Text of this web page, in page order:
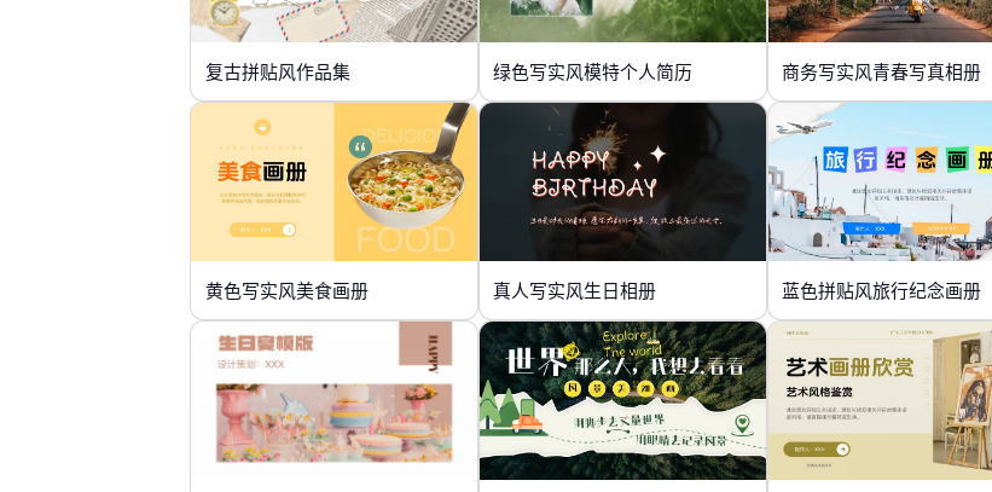
复古拼贴风作品集 绿色写实风模特个人简历 商务写实风青春写真相册
黄色写实风美食画册 真人写实风生日相册 蓝色拼贴风旅行纪念画册